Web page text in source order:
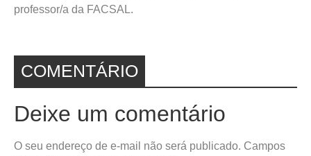
professor/a da FACSAL.
COMENTÁRIO
Deixe um comentário
O seu endereço de e-mail não será publicado. Campos